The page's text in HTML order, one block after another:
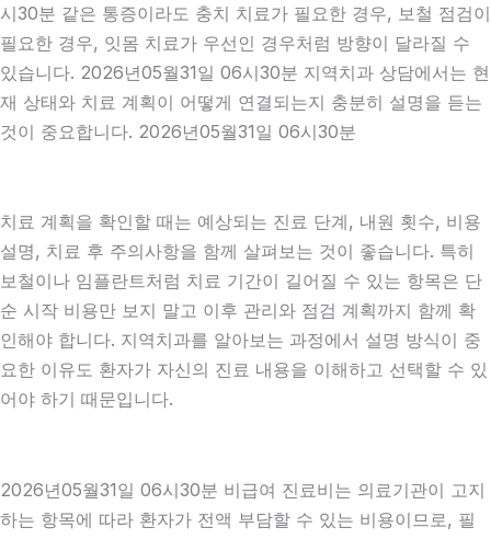
시30분 같은 통증이라도 충치 치료가 필요한 경우, 보철 점검이
필요한 경우, 잇몸 치료가 우선인 경우처럼 방향이 달라질 수
있습니다. 2026년05월31일 06시30분 지역치과 상담에서는 현
재 상태와 치료 계획이 어떻게 연결되는지 충분히 설명을 듣는
것이 중요합니다. 2026년05월31일 06시30분
치료 계획을 확인할 때는 예상되는 진료 단계, 내원 횟수, 비용
설명, 치료 후 주의사항을 함께 살펴보는 것이 좋습니다. 특히
보철이나 임플란트처럼 치료 기간이 길어질 수 있는 항목은 단
순 시작 비용만 보지 말고 이후 관리와 점검 계획까지 함께 확
인해야 합니다. 지역치과를 알아보는 과정에서 설명 방식이 중
요한 이유도 환자가 자신의 진료 내용을 이해하고 선택할 수 있
어야 하기 때문입니다.
2026년05월31일 06시30분 비급여 진료비는 의료기관이 고지
하는 항목에 따라 환자가 전액 부담할 수 있는 비용이므로, 필